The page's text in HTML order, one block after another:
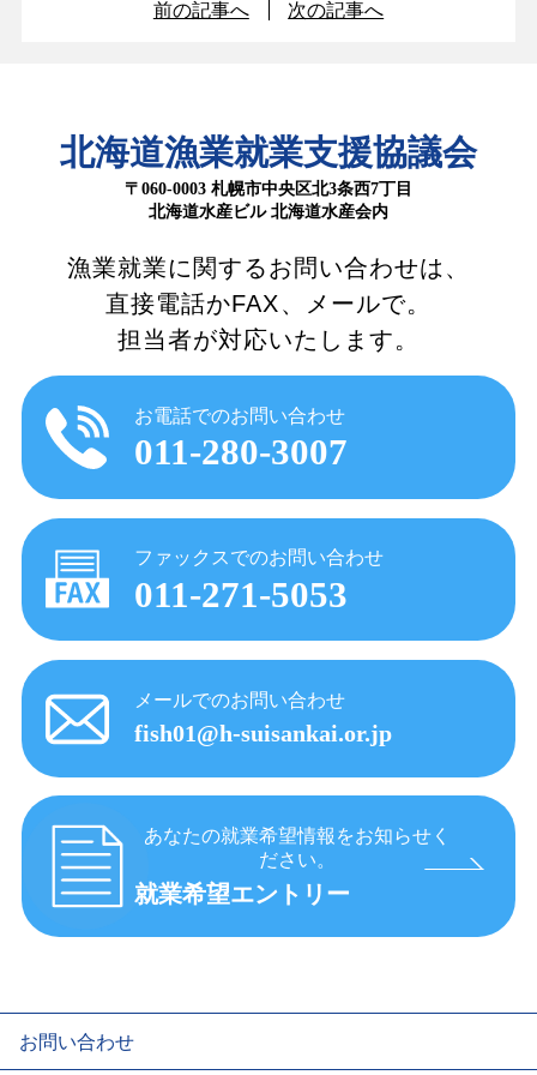
前の記事へ 次の記事へ
北海道漁業就業支援協議会
〒060-0003 札幌市中央区北3条西7丁目
北海道水産ビル 北海道水産会内
漁業就業に関するお問い合わせは、
直接電話かFAX、メールで。
担当者が対応いたします。
お電話でのお問い合わせ
011-280-3007
ファックスでのお問い合わせ
011-271-5053
メールでのお問い合わせ
fish01@h-suisankai.or.jp
あなたの就業希望情報をお知らせく
ださい。
就業希望エントリー
お問い合わせ